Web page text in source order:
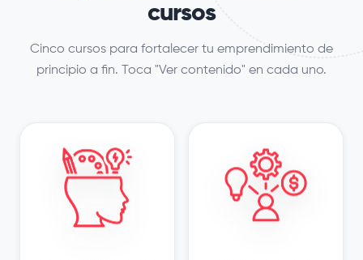
cursos
Cinco cursos para fortalecer tu emprendimiento de
principio a fin. Toca "Ver contenido" en cada uno.